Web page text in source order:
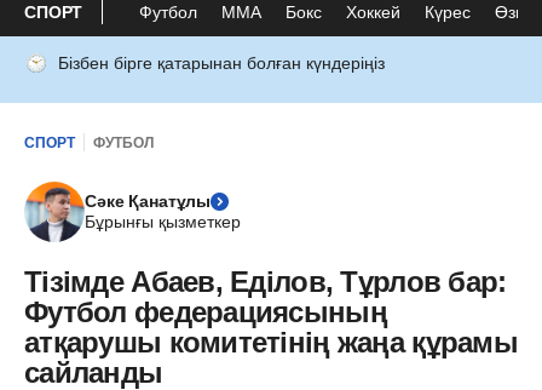
СПОРТ Футбол ММА Бокс Хоккей Күрес Өзге
Бізбен бірге қатарынан болған күндеріңіз
СПОРТ ФУТБОЛ
Сәке Қанатұлы
Бұрынғы қызметкер
Тізімде Абаев, Еділов, Тұрлов бар:
Футбол федерациясының
атқарушы комитетінің жаңа құрамы
сайланды